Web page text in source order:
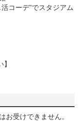
コーデ”でスタジアム
お受けできません。